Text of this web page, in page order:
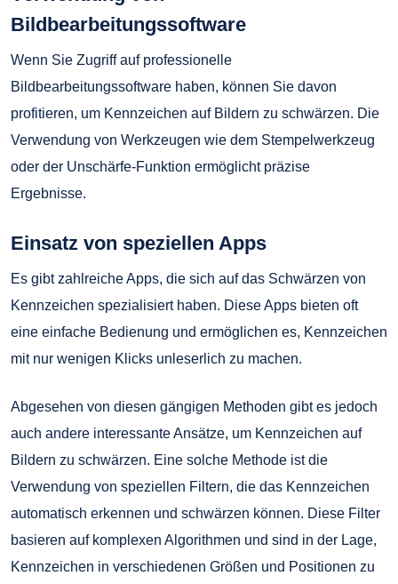
Bildbearbeitungssoftware
Wenn Sie Zugriff auf professionelle
Bildbearbeitungssoftware haben, können Sie davon
profitieren, um Kennzeichen auf Bildern zu schwärzen. Die
Verwendung von Werkzeugen wie dem Stempelwerkzeug
oder der Unschärfe-Funktion ermöglicht präzise
Ergebnisse.
Einsatz von speziellen Apps
Es gibt zahlreiche Apps, die sich auf das Schwärzen von
Kennzeichen spezialisiert haben. Diese Apps bieten oft
eine einfache Bedienung und ermöglichen es, Kennzeichen
mit nur wenigen Klicks unleserlich zu machen.
Abgesehen von diesen gängigen Methoden gibt es jedoch
auch andere interessante Ansätze, um Kennzeichen auf
Bildern zu schwärzen. Eine solche Methode ist die
Verwendung von speziellen Filtern, die das Kennzeichen
automatisch erkennen und schwärzen können. Diese Filter
basieren auf komplexen Algorithmen und sind in der Lage,
Kennzeichen in verschiedenen Größen und Positionen zu